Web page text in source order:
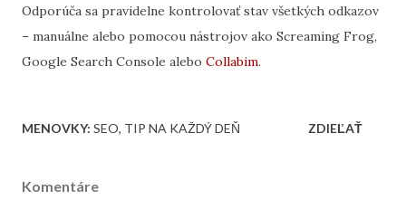
Odporúča sa pravidelne kontrolovať stav všetkých odkazov
– manuálne alebo pomocou nástrojov ako Screaming Frog,
Google Search Console alebo Collabim.
MENOVKY: SEO TIP NA KAŽDÝ DEŇ ZDIEĽAŤ
Komentáre